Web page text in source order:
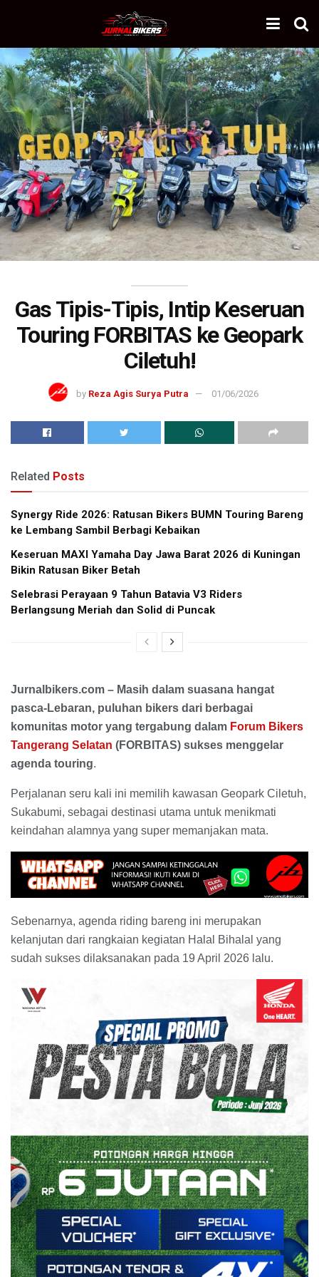
Gas Tipis-Tipis, Intip Keseruan
Touring FORBITAS ke Geopark
Ciletuh!
by Reza Agis Surya Putra 01/06/2026
Related Posts
Synergy Ride 2026: Ratusan Bikers BUMN Touring Bareng
ke Lembang Sambil Berbagi Kebaikan
Keseruan MAXI Yamaha Day Jawa Barat 2026 di Kuningan
Bikin Ratusan Biker Betah
Selebrasi Perayaan 9 Tahun Batavia V3 Riders
Berlangsung Meriah dan Solid di Puncak
Jurnalbikers.com – Masih dalam suasana hangat
pasca-Lebaran, puluhan bikers dari berbagai
komunitas motor yang tergabung dalam Forum Bikers
Tangerang Selatan (FORBITAS) sukses menggelar
agenda touring.
Perjalanan seru kali ini memilih kawasan Geopark Ciletuh,
Sukabumi, sebagai destinasi utama untuk menikmati
keindahan alamnya yang super memanjakan mata.
Sebenarnya, agenda riding bareng ini merupakan
kelanjutan dari rangkaian kegiatan Halal Bihalal yang
sudah sukses dilaksanakan pada 19 April 2026 lalu.